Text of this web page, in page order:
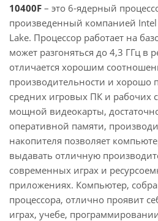
10400F – это 6-ядерный
произведенный компанией Intel
Lake. Процессор работает на
может разгоняться до 4,3 ГГц в
отличается хорошим
производительности и хорошо
средних игровых ПК и рабочих
мощной видеокарты,
оперативной памяти,
накопителя позволяет
выдавать отличную
современных играх и
приложениях. Компьютер,
процессора, отлично проявит
играх, учебе,